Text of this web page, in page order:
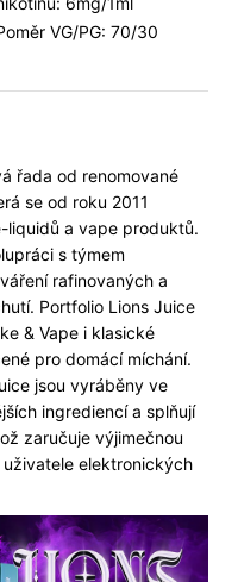
VG/PG: 70/30
řada od renomované
se od roku 2011
liquidů a vape produktů.
s týmem
rafinovaných a
Portfolio Lions Juice
& Vape i klasické
pro domácí míchání.
jsou vyráběny ve
ingrediencí a splňují
zaručuje výjimečnou
elektronických